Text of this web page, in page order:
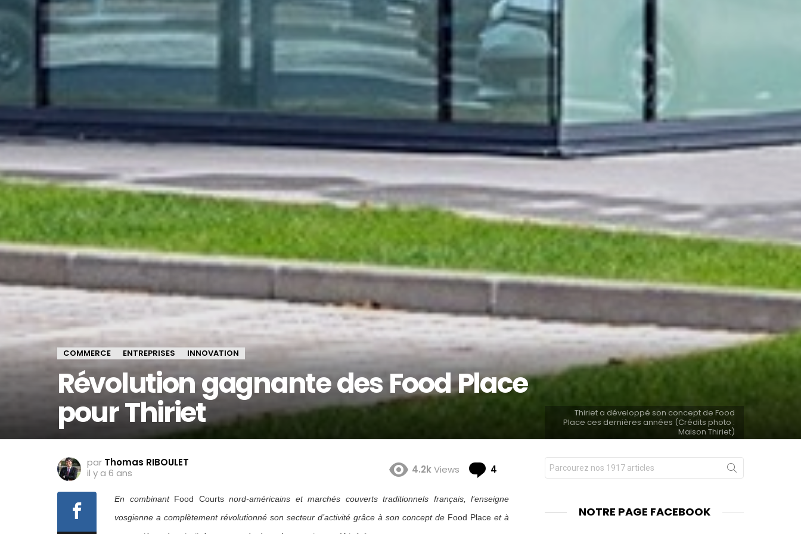
COMMERCE ENTREPRISES INNOVATION
Révolution gagnante des Food Place
pour Thiriet
Thiriet a développé son concept de Food
Place ces dernières années (Crédits photo :
Maison Thiriet)
par Thomas RIBOULET
il y a 6 ans
4.2kViews 4 Comments
En combinant Food Courtsnord-américains et marchés couverts traditionnels français, l’enseigne
vosgienne a complètement révolutionné son secteur d’activité grâce à son concept de Food Place et à
Chercher
pour
NOTRE PAGE FACEBOOK